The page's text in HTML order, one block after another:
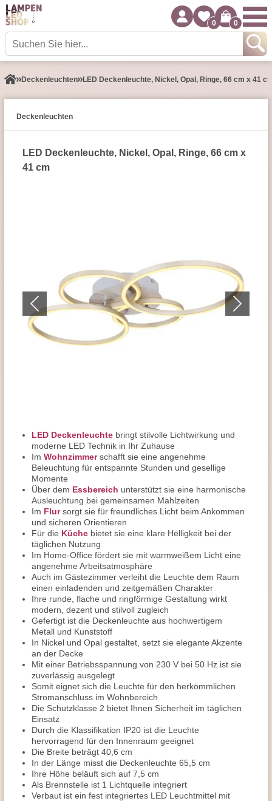
0 0
Decken­leuchten LED Deckenleuchte, Nickel, Opal, Ringe, 66 cm x 41
Decken­leuchten
LED Deckenleuchte, Nickel, Opal, Ringe, 66 cm x
41 cm
LED Deckenleuchte bringt stilvolle Lichtwirkung und
moderne LED Technik in Ihr Zuhause
Im Wohnzimmerschafft sie eine angenehme
Beleuchtung für entspannte Stunden und gesellige
Momente
Über dem Essbereich unterstützt sie eine harmonische
Ausleuchtung bei gemeinsamen Mahlzeiten
Im Flursorgt sie für freundliches Licht beim Ankommen
und sicheren Orientieren
Für die Küche bietet sie eine klare Helligkeit bei der
täglichen Nutzung
Im Home-Office fördert sie mit warmweißem Licht eine
angenehme Arbeitsatmosphäre
Auch im Gästezimmer verleiht die Leuchte dem Raum
einen einladenden und zeitgemäßen Charakter
Ihre runde, flache und ringförmige Gestaltung wirkt
modern, dezent und stilvoll zugleich
Gefertigt ist die Deckenleuchte aus hochwertigem
Metall und Kunststoff
In Nickel und Opal gestaltet, setzt sie elegante Akzente
an der Decke
Mit einer Betriebsspannung von 230 V bei 50 Hz ist sie
zuverlässig ausgelegt
Somit eignet sich die Leuchte für den herkömmlichen
Stromanschluss im Wohnbereich
Die Schutzklasse 2 bietet Ihnen Sicherheit im täglichen
Einsatz
Durch die Klassifikation IP20 ist die Leuchte
hervorragend für den Innenraum geeignet
Die Breite beträgt 40,6 cm
In der Länge misst die Deckenleuchte 65,5 cm
Ihre Höhe beläuft sich auf 7,5 cm
Als Brennstelle ist 1 Lichtquelle integriert
Verbaut ist ein fest integriertes LED Leuchtmittel mit